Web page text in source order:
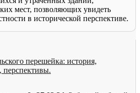
мест, позволяющих увидеть
в исторической перспективе.
перешейка: история,
перспективы.